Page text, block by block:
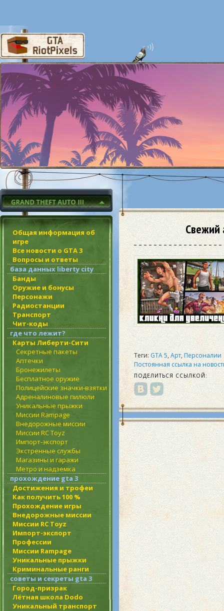
Общая информация об
игре
Все новости о GTA 3
Вопросы и ответы
база данных liberty city
Банды
Оружие и бонусы
Персонажи
Радиостанции
Транспорт
Чит-коды
где что лежит?
Карты Либерти-Сити
Секретные пакеты
Аптечки
Бронежилеты
Бесплатное оружие
Полицейские значки-взятки
Адреналиновые пилюли
Уникальные прыжки
Миссии Rampage
Внедорожные миссии
Миссии RC Toyz
Импорт-экспорт
Экстренные службы
Магазины и гаражи
Метро и надземка
прохождение gta 3
Достижения и трофеи
Как получить 100 %
Прохождение игры
Внедорожные миссии
Миссии RC Toyz
Импорт-экспорт
Профессии
Миссии Rampage
Уникальные прыжки
Криминальные ранги
советы и секреты gta 3
Город-призрак
Лётная школа Dodo
Уникальный транспорт
Свежий
Теги:GTA 5,Арт,Персоналии
Постоянная ссылка на
ПОДЕЛИТЬСЯ ССЫЛКОЙ: